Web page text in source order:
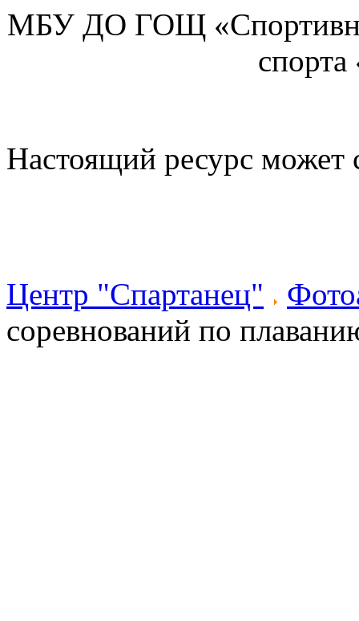
МБУ ДО ГОЩ
Настоящий ресурс может
Центр "Спартанец"
соревнований по